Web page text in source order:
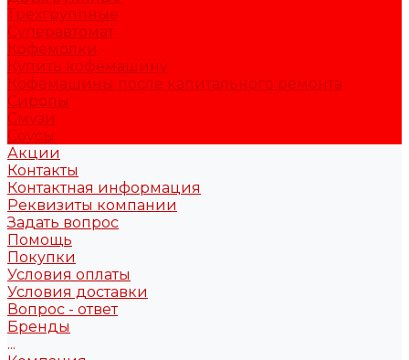
Трехгруппные
Суперавтомат
Кофемолки
Купить кофемашину
Кофемашины после капитального ремонта
Сиропы
Смузи
Соусы
Акции
Контакты
Контактная информация
Реквизиты компании
Задать вопрос
Помощь
Покупки
Условия оплаты
Условия доставки
Вопрос - ответ
Бренды
...